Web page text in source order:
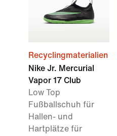
Recyclingmaterialien
Nike Jr. Mercurial
Vapor 17 Club
Low Top
Fußballschuh für
Hallen- und
Hartplätze für